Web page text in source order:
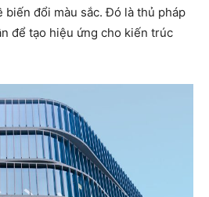
biến đổi màu sắc. Đó là thủ pháp
để tạo hiệu ứng cho kiến trúc